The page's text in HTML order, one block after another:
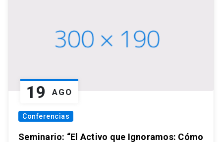
19 AGO
Conferencias
Seminario: “El Activo que Ignoramos: Cómo